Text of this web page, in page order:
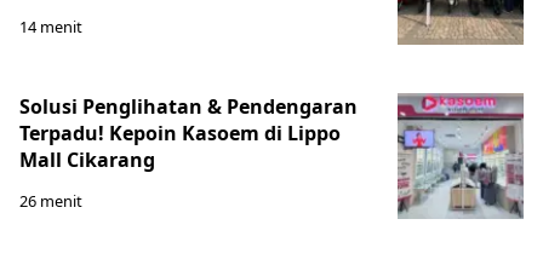
14 menit
Solusi Penglihatan & Pendengaran
Terpadu! Kepoin Kasoem di Lippo
Mall Cikarang
26 menit